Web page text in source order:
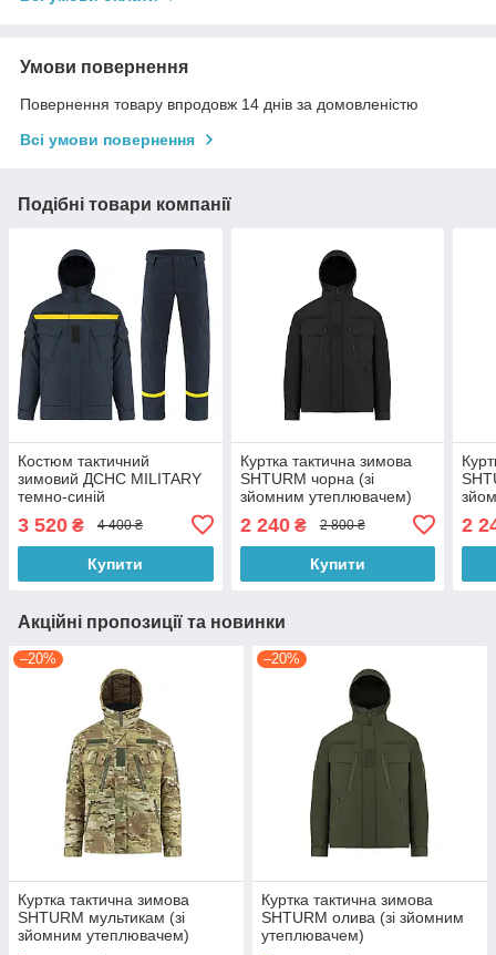
Умови повернення
Повернення товару впродовж 14 днів за домовленістю
Всі умови повернення
Подібні товари компанії
Костюм тактичний
зимовий ДСНС MILITARY
темно-синій
3 520 ₴ 4 400 ₴
Купити
Куртка тактична зимова
SHTURM чорна (зі
зйомним утеплювачем)
2 240₴ 2 800 ₴
Купити
2
Акційні пропозиції та новинки
–20%
Куртка тактична зимова
SHTURM мультикам (зі
зйомним утеплювачем)
–20%
Куртка тактична зимова
SHTURM олива (зі зйомним
утеплювачем)